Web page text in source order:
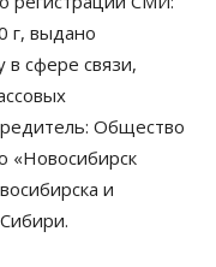
корабль-
о
на 7,2 %
г, выдано
сфере связи,
Общество
«Новосибирск
и